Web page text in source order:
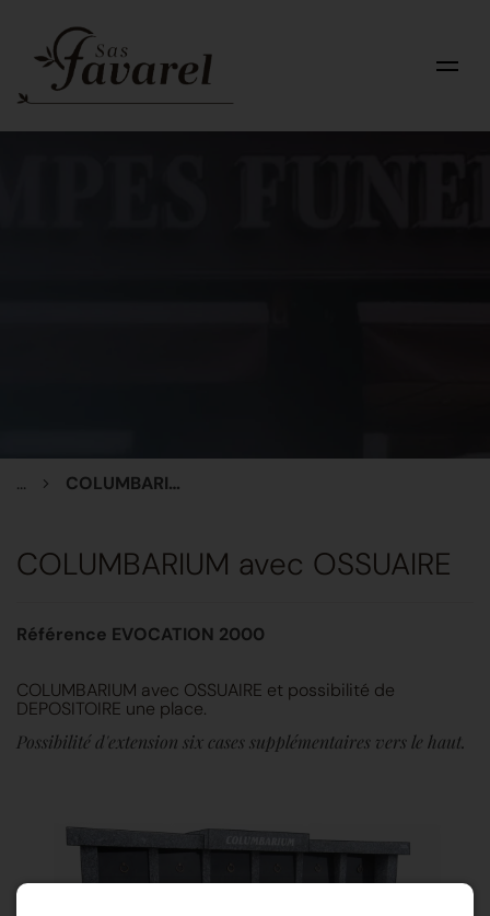
... COLUMBARIUM avec OSSUAIRE
COLUMBARIUM avec OSSUAIRE
Référence EVOCATION 2000
COLUMBARIUM avec OSSUAIRE et possibilité de
DEPOSITOIRE une place.
Possibilité d'extension six cases supplémentaires vers le haut.